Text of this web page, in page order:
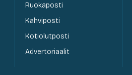
Ruokaposti
Kahviposti
Kotiolutposti
Advertoriaalit